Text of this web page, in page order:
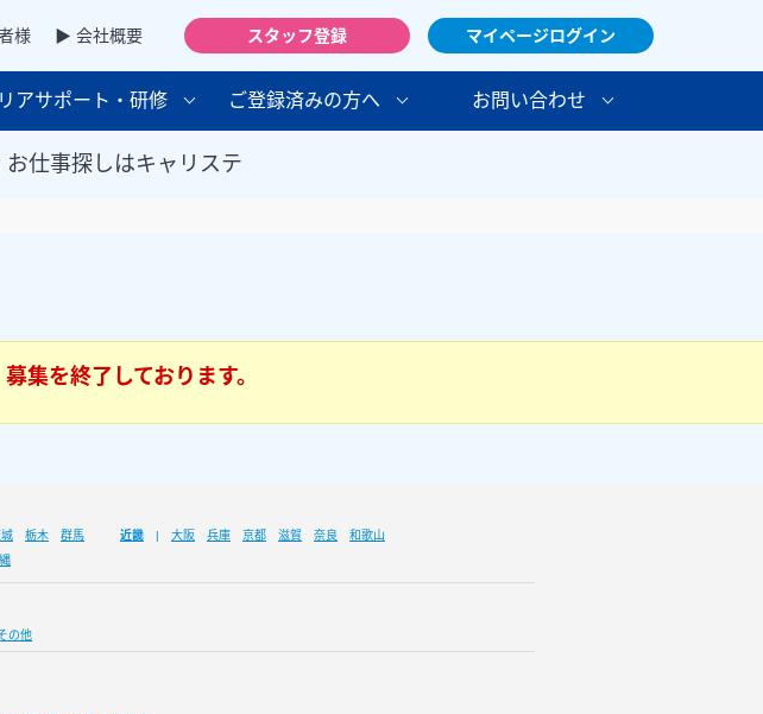
様 ▶ 会社概要 スタッフ登録 マイページログイン
アサポート・研修 ご登録済みの方へ お問い合わせ
仕事探しはキャリステ
集を終了しております。
栃木 群馬 近畿 大阪 兵庫 京都 滋賀 奈良
和歌山
の他